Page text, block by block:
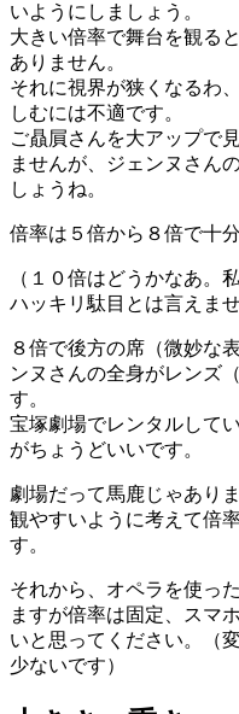
いようにしましょう。
大きい倍率で舞台を観る
ありません。
それに視界が狭くなるわ
しむには不適です。
ご贔屓さんを大アップで
ませんが、ジェンヌさん
しょうね。
倍率は５倍から８倍で十分
（１０倍はどうかなあ。
ハッキリ駄目とは言えませ
８倍で後方の席（微妙な
ンヌさんの全身がレンズ
す。
宝塚劇場でレンタルして
がちょうどいいです。
劇場だって馬鹿じゃありま
観やすいように考えて倍
す。
それから、オペラを使っ
ますが倍率は固定、スマ
いと思ってください。（
少ないです）